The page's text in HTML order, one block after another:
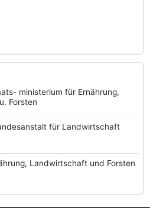
ministerium für Ernährung,
Forsten
für Landwirtschaft
Landwirtschaft und Forsten